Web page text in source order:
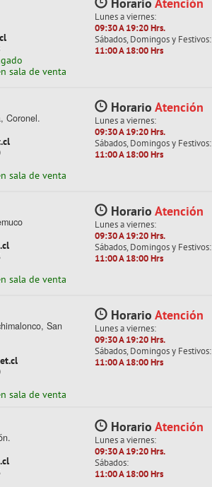
sala de venta
Lunes a viernes:
09:30 A 19:20 Hrs.
Sábados, Domingos y Festivos:
11:00 A 18:00 Hrs
Coronel.
sala de venta
Horario Atención
Lunes a viernes:
09:30 A 19:20 Hrs.
Sábados, Domingos y Festivos:
11:00 A 18:00 Hrs
sala de venta
Horario Atención
Lunes a viernes:
09:30 A 19:20 Hrs.
Sábados, Domingos y Festivos:
11:00 A 18:00 Hrs
San
sala de venta
Horario Atención
Lunes a viernes:
09:30 A 19:20 Hrs.
Sábados, Domingos y Festivos:
11:00 A 18:00 Hrs
Horario Atención
Lunes a viernes:
09:30 A 19:20 Hrs.
Sábados:
11:00 A 18:00 Hrs
+